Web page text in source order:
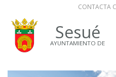
CONTACTA
Sesué
AYUNTAMIENTO DE